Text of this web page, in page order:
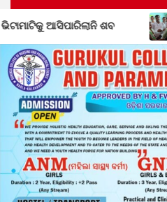
ବିରଞ୍ଚିପୁର ପଞ୍ଚାୟତରେ ବିଜେଡିର